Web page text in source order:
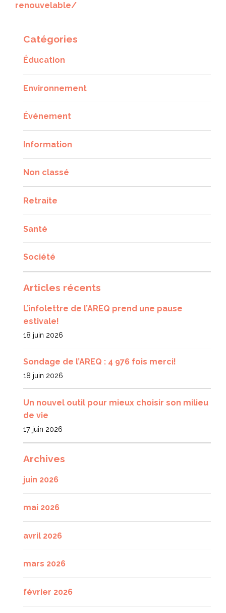
renouvelable/
Catégories
Éducation
Environnement
Événement
Information
Non classé
Retraite
Santé
Société
Articles récents
L’infolettre de l’AREQ prend une pause
estivale!
18 juin 2026
Sondage de l’AREQ : 4 976 fois merci!
18 juin 2026
Un nouvel outil pour mieux choisir son milieu
de vie
17 juin 2026
Archives
juin 2026
mai 2026
avril 2026
mars 2026
février 2026